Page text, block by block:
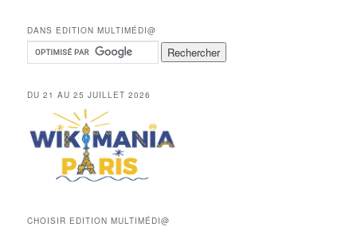
DANS EDITION MULTIMÉDI@
DU 21 AU 25 JUILLET 2026
CHOISIR EDITION MULTIMÉDI@